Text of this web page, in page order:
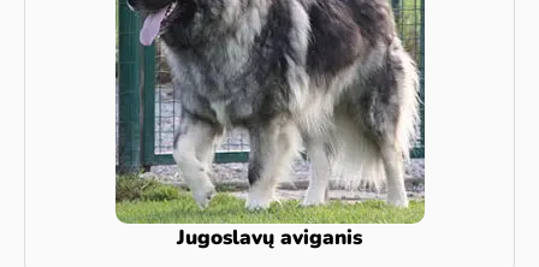
Jugoslavų aviganis